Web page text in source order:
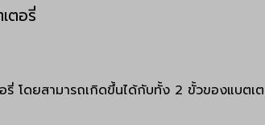
ตอรี่
โดยสามารถเกิดขึ้นได้กับทั้ง 2 ขั้วของแบตเ